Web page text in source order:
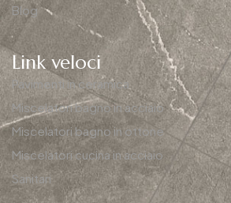
Blog
Link veloci
Pavimenti in ceramica
Miscelatori bagno in acciaio
Miscelatori bagno in ottone
Miscelatori cucina in acciaio
Sanitari